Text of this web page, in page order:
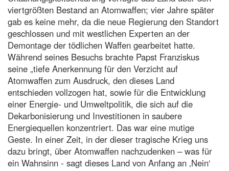
viertgrößten Bestand an Atomwaffen; vier Jahre später
gab es keine mehr, da die neue Regierung den Standort
geschlossen und mit westlichen Experten an der
Demontage der tödlichen Waffen gearbeitet hatte.
Während seines Besuchs brachte Papst Franziskus
seine „tiefe Anerkennung für den Verzicht auf
Atomwaffen zum Ausdruck, den dieses Land
entschieden vollzogen hat, sowie für die Entwicklung
einer Energie- und Umweltpolitik, die sich auf die
Dekarbonisierung und Investitionen in saubere
Energiequellen konzentriert. Das war eine mutige
Geste. In einer Zeit, in der dieser tragische Krieg uns
dazu bringt, über Atomwaffen nachzudenken – was für
ein Wahnsinn - sagt dieses Land von Anfang an ‚Nein‘